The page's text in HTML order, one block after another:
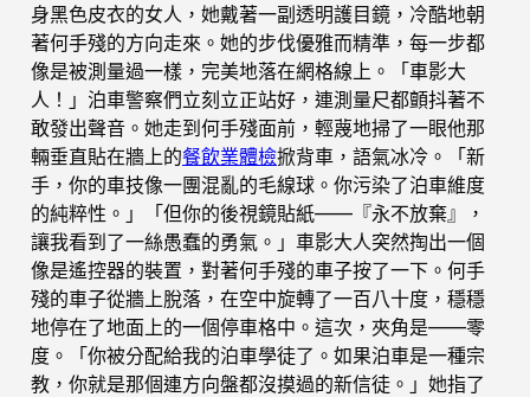
身黑色皮衣的女人，她戴著一副透明護目鏡，冷酷地朝
著何手殘的方向走來。她的步伐優雅而精準，每一步都
像是被測量過一樣，完美地落在網格線上。「車影大
人！」泊車警察們立刻立正站好，連測量尺都顫抖著不
敢發出聲音。她走到何手殘面前，輕蔑地掃了一眼他那
輛垂直貼在牆上的餐飲業體檢掀背車，語氣冰冷。「新
手，你的車技像一團混亂的毛線球。你污染了泊車維度
的純粹性。」「但你的後視鏡貼紙——『永不放棄』，
讓我看到了一絲愚蠢的勇氣。」車影大人突然掏出一個
像是遙控器的裝置，對著何手殘的車子按了一下。何手
殘的車子從牆上脫落，在空中旋轉了一百八十度，穩穩
地停在了地面上的一個停車格中。這次，夾角是——零
度。「你被分配給我的泊車學徒了。如果泊車是一種宗
教，你就是那個連方向盤都沒摸過的新信徒。」她指了